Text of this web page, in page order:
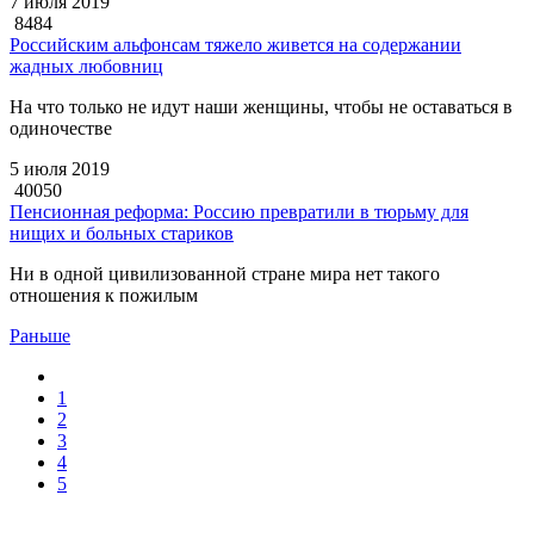
8484
Российским альфонсам тяжело живется на содержании
жадных любовниц
На что только не идут наши женщины, чтобы не оставаться в
одиночестве
5 июля 2019
40050
Пенсионная реформа: Россию превратили в тюрьму для
нищих и больных стариков
Ни в одной цивилизованной стране мира нет такого
отношения к пожилым
Раньше
1
2
3
4
5